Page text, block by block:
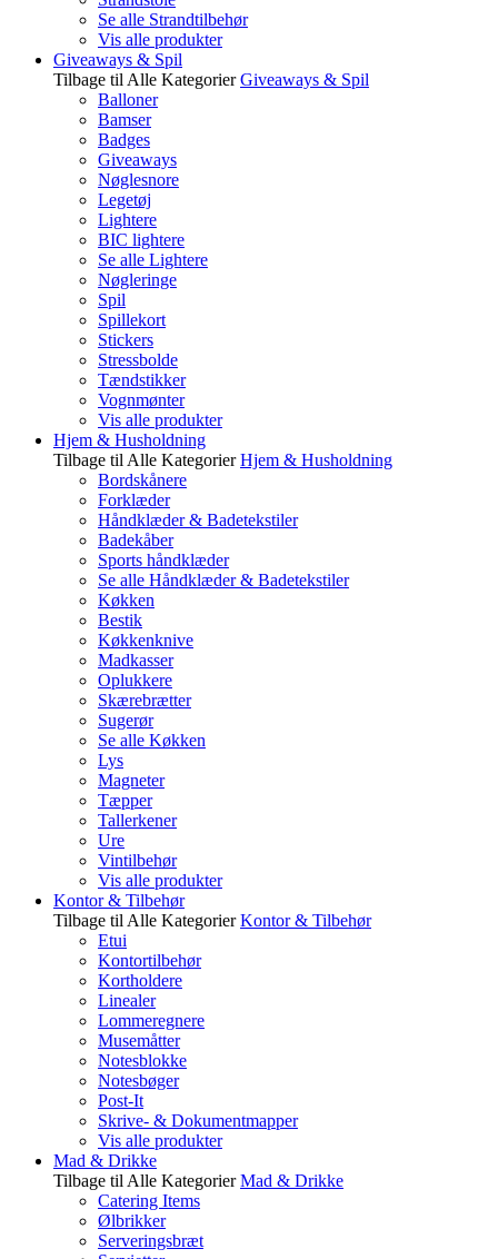
Se alle Strandtilbehør
Vis alle produkter
Giveaways & Spil
Tilbage til Alle Kategorier Giveaways & Spil
Balloner
Bamser
Badges
Giveaways
Nøglesnore
Legetøj
Lightere
BIC lightere
Se alle Lightere
Nøgleringe
Spil
Spillekort
Stickers
Stressbolde
Tændstikker
Vognmønter
Vis alle produkter
Hjem & Husholdning
Tilbage til Alle Kategorier Hjem & Husholdning
Bordskånere
Forklæder
Håndklæder & Badetekstiler
Badekåber
Sports håndklæder
Se alle Håndklæder & Badetekstiler
Køkken
Bestik
Køkkenknive
Madkasser
Oplukkere
Skærebrætter
Sugerør
Se alle Køkken
Lys
Magneter
Tæpper
Tallerkener
Ure
Vintilbehør
Vis alle produkter
Kontor & Tilbehør
Tilbage til Alle Kategorier Kontor & Tilbehør
Etui
Kontortilbehør
Kortholdere
Linealer
Lommeregnere
Musemåtter
Notesblokke
Notesbøger
Post-It
Skrive- & Dokumentmapper
Vis alle produkter
Mad & Drikke
Tilbage til Alle Kategorier Mad & Drikke
Catering Items
Ølbrikker
Serveringsbræt